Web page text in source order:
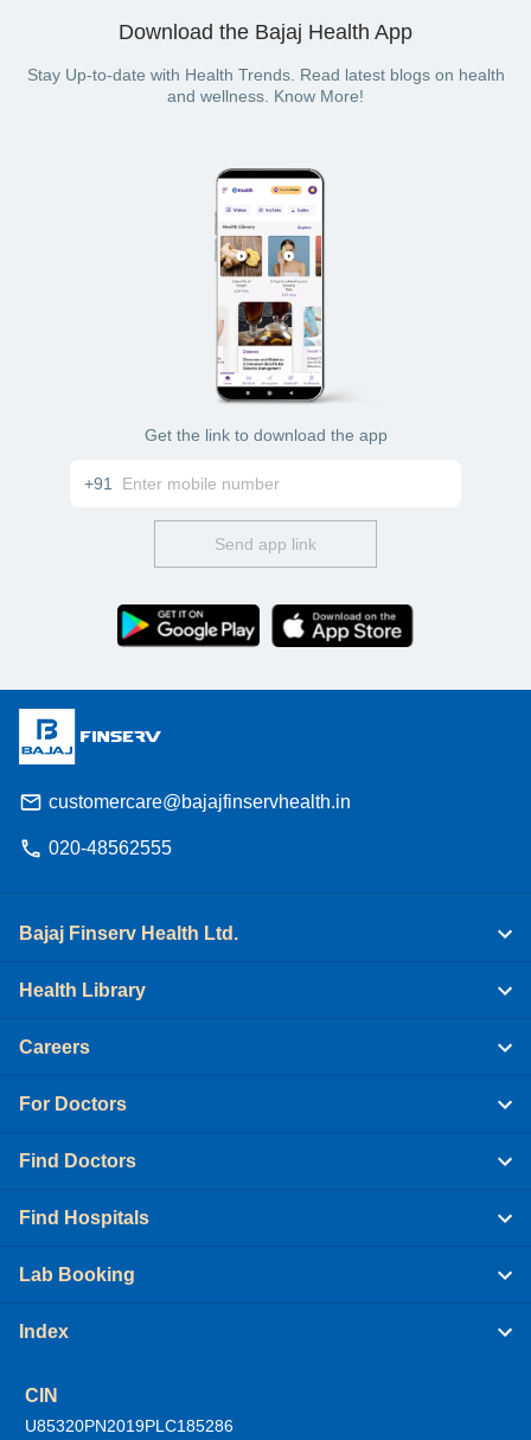
Download the Bajaj Health App
Stay Up-to-date with Health Trends. Read latest blogs on health
and wellness. Know More!
Get the link to download the app
+91
Send app link
customercare@bajajfinservhealth.in
020-48562555
Bajaj Finserv Health Ltd.
Health Library
Careers
For Doctors
Find Doctors
Find Hospitals
Lab Booking
Index
CIN
U85320PN2019PLC185286